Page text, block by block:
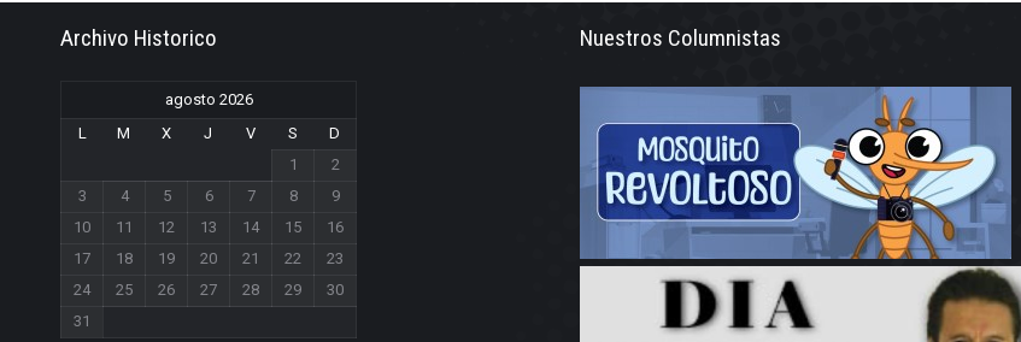
Archivo Historico
agosto 2026
L
M X J V S
D
1
2
3
4 5 6 7 8
9
10
11 12 13 14 15
16
17
18 19 20 21 22
23
24
25 26 27 28 29
30
31
Nuestros Columnistas